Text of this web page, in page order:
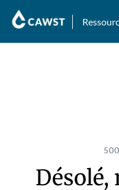
Désolé,